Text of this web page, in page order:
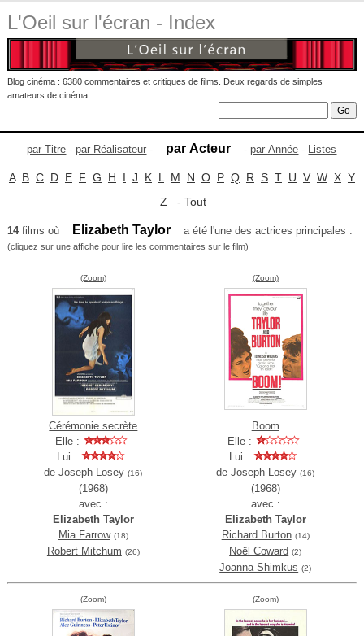
L'Oeil sur l'écran - Index
Blog cinéma : 6380 commentaires et critiques de films. Deux regards de simples
amateurs de cinéma.
par Titre -par Réalisateur - par Acteur -par Année - Listes
A B C D E F G H I J K L M N O P Q R S T U V W X Y
Z -Tout
14films où Elizabeth Taylor a été l'une des actrices principales :
(cliquez sur une affiche pour lire les commentaires sur le film)
(Zoom)
Cérémonie secrète
Elle :
Lui :
deJoseph Losey (16)
(1968)
avec :
Elizabeth Taylor
Mia Farrow (18)
Robert Mitchum (26)
(Zoom)
Boom
Elle :
Lui :
deJoseph Losey (16)
(1968)
avec :
Elizabeth Taylor
Richard Burton (14)
Noël Coward (2)
Joanna Shimkus (2)
(Zoom) (Zoom)